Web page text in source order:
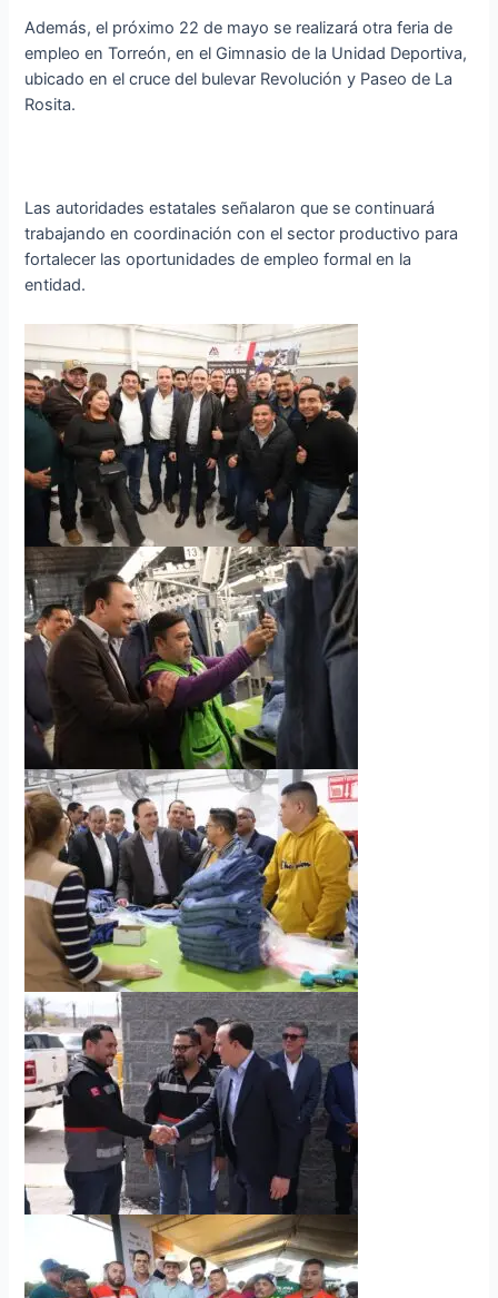
Además, el próximo 22 de mayo se realizará otra feria de
empleo en Torreón, en el Gimnasio de la Unidad Deportiva,
ubicado en el cruce del bulevar Revolución y Paseo de La
Rosita.
Las autoridades estatales señalaron que se continuará
trabajando en coordinación con el sector productivo para
fortalecer las oportunidades de empleo formal en la
entidad.